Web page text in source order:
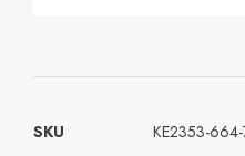
SKU
KE2353-